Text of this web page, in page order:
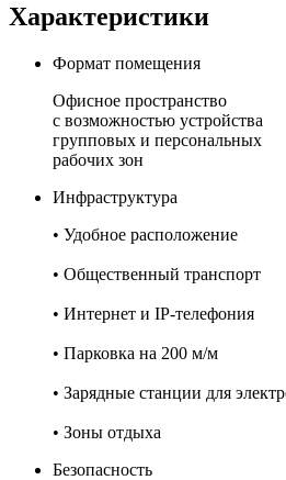
Характеристики
Формат помещения
Офисное пространство
с возможностью устройства
групповых и персональных
рабочих зон
Инфраструктура
• Удобное расположение
• Общественный транспорт
• Интернет и IP-телефония
• Парковка на 200 м/м
• Зарядные станции для
• Зоны отдыха
Безопасность